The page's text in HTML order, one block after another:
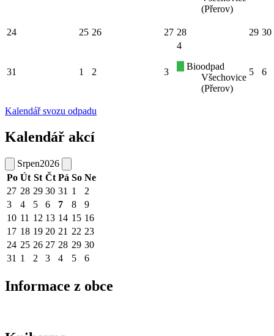
(Přerov)
24 25 26 27 28 29 30
31 1 2 3
4
Bioodpad
Všechovice
(Přerov)
5 6
Kalendář svozu odpadu
Kalendář akcí
Srpen2026
Po Út St Čt Pá So Ne
27 28 29 30 31 1
2
3
4 5 6 7 8
9
10 11 12 13 14 15 16
17 18 19 20 21 22 23
24 25 26 27 28 29 30
31 1 2 3 4 5 6
Informace z obce